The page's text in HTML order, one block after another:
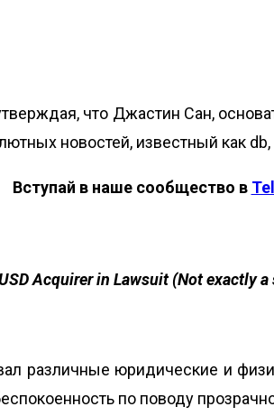
что Джастин Сан,
новостей, известный как db,
Вступай в наше сообщество в
Acquirer in Lawsuit (Not exactly a
различные юридические и
по поводу